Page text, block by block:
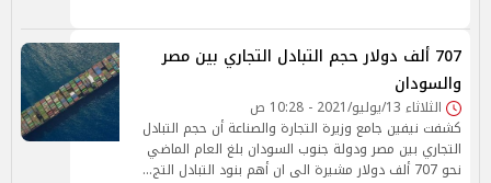
707 ألف دولار حجم التبادل التجاري بين مصر
والسودان
الثلاثاء 13/يوليو/2021 - 10:28 ص
كشفت نيفين جامع وزيرة التجارة والصناعة أن حجم التبادل
التجاري بين مصر ودولة جنوب السودان بلغ العام الماضي
نحو 707 ألف دولار مشيرة الى ان أهم بنود التبادل التج…